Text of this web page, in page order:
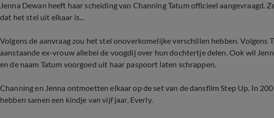
Jenna Dewan heeft haar scheiding van Channing Tatum officieel aangevraagd.
dat het stel uit elkaar is...
Volgens de aanvraag zou het stel onoverkomelijke verschillen hebben. Volgens
aanstaande ex-vrouw allebei de voogdij over hun dochtertje delen. Ook wil
en de naam Tatum voorgoed uit haar paspoort laten schrappen.
Channing en Jenna ontmoetten elkaar op de set van de dansfilm Step Up. In
hebben samen een kindje van vijf jaar, Everly.